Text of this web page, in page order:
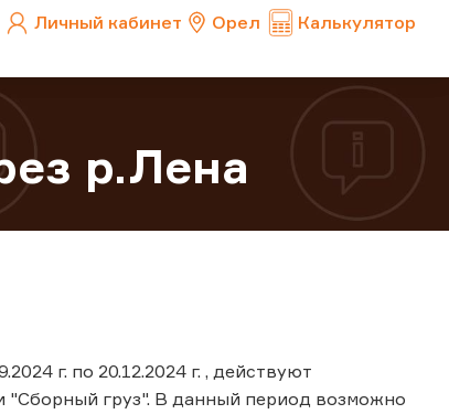
Личный кабинет Орел Калькулятор
р.Лена
г. по 20.12.2024 г. , действуют
"Сборный груз". В данный период возможно